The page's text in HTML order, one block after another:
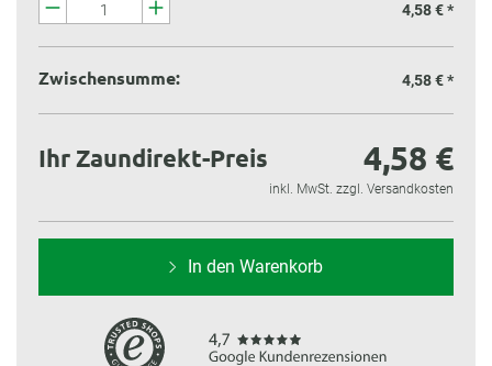
4,58 € *
Zwischensumme: 4,58 €*
Ihr Zaundirekt-Preis 4,58 €
inkl. MwSt. zzgl. Versandkosten
In den Warenkorb